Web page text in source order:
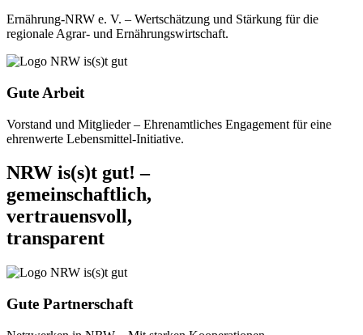
Ernährung-NRW e. V. – Wertschätzung und Stärkung für die
regionale Agrar- und Ernährungswirtschaft.
Gute Arbeit
Vorstand und Mitglieder – Ehrenamtliches Engagement für eine
ehrenwerte Lebensmittel-Initiative.
NRW is(s)t gut! –
gemeinschaftlich,
vertrauensvoll,
transparent
Gute Partnerschaft